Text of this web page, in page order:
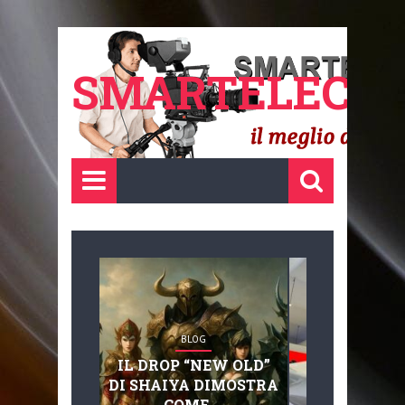
BLOG
IL DROP “NEW OLD”
DI SHAIYA DIMOSTRA